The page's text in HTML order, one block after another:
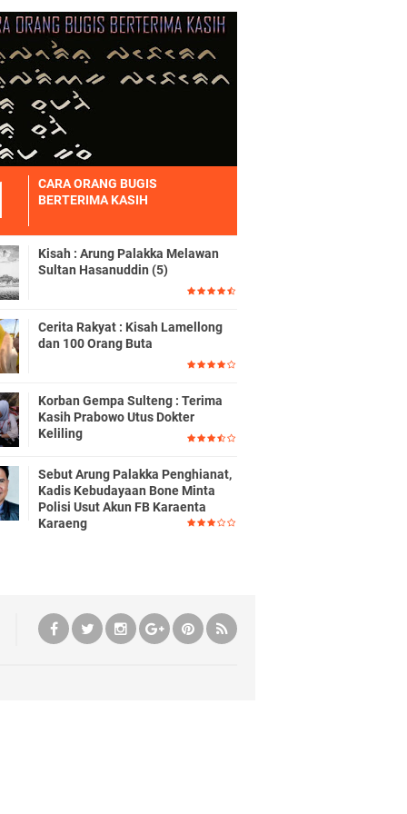
CARA ORANG BUGIS
BERTERIMA KASIH
Kisah : Arung Palakka Melawan
Sultan Hasanuddin (5)
Cerita Rakyat : Kisah Lamellong
dan 100 Orang Buta
Korban Gempa Sulteng : Terima
Kasih Prabowo Utus Dokter
Keliling
Sebut Arung Palakka Penghianat,
Kadis Kebudayaan Bone Minta
Polisi Usut Akun FB Karaenta
Karaeng